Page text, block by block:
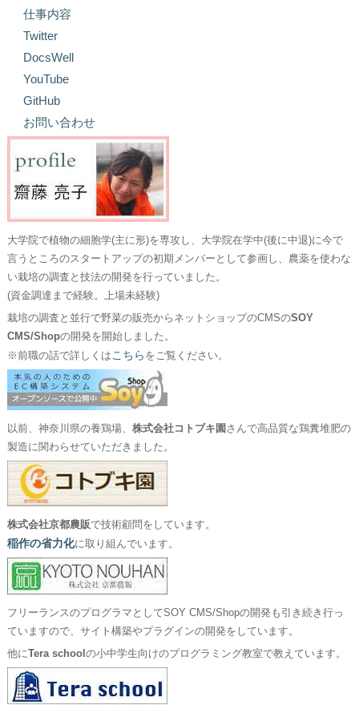
仕事内容
Twitter
DocsWell
YouTube
GitHub
お問い合わせ
大学院で植物の細胞学(主に形)を専攻し、大学院在学中(後に中退)に今で
言うところのスタートアップの初期メンバーとして参画し、農薬を使わな
い栽培の調査と技法の開発を行っていました。
(資金調達まで経験。上場未経験)
栽培の調査と並行で野菜の販売からネットショップのCMSのSOY
CMS/Shopの開発を開始しました。
※前職の話で詳しくは こちら をご覧ください。
以前、神奈川県の養鶏場、 株式会社コトブキ園 さんで高品質な鶏糞堆肥の
製造に関わらせていただきました。
株式会社京都農販で技術顧問をしています。
稲作の省力化に取り組んでいます。
フリーランスのプログラマとしてSOY CMS/Shopの開発も引き続き行っ
ていますので、サイト構築やプラグインの開発をしています。
他にTera school の小中学生向けのプログラミング教室で教えています。